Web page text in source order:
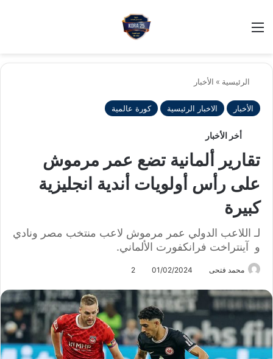
الرئيسية » الأخبار
الأخبار الاخبار الرئيسية كورة عالمية
أخر الأخبار
تقارير ألمانية تضع عمر مرموش
على رأس أولويات أندية انجليزية
كبيرة
لـ اللاعب الدولي عمر مرموش لاعب منتخب مصر ونادي
و آينتراخت فرانكفورت الألماني.
محمد فتحى 01/02/2024
2